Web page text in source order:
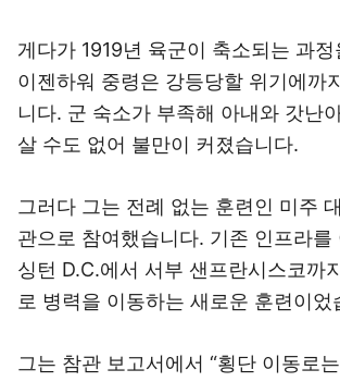
게다가 1919년 육군이 축소되는 과
이젠하워 중령은 강등당할 위기에까
니다. 군 숙소가 부족해 아내와 갓난
살 수도 없어 불만이 커졌습니다.
그러다 그는 전례 없는 훈련인 미주
관으로 참여했습니다. 기존 인프라를
싱턴 D.C.에서 서부 샌프란시스코까
로 병력을 이동하는 새로운 훈련이었
그는 참관 보고서에서 “횡단 이동로